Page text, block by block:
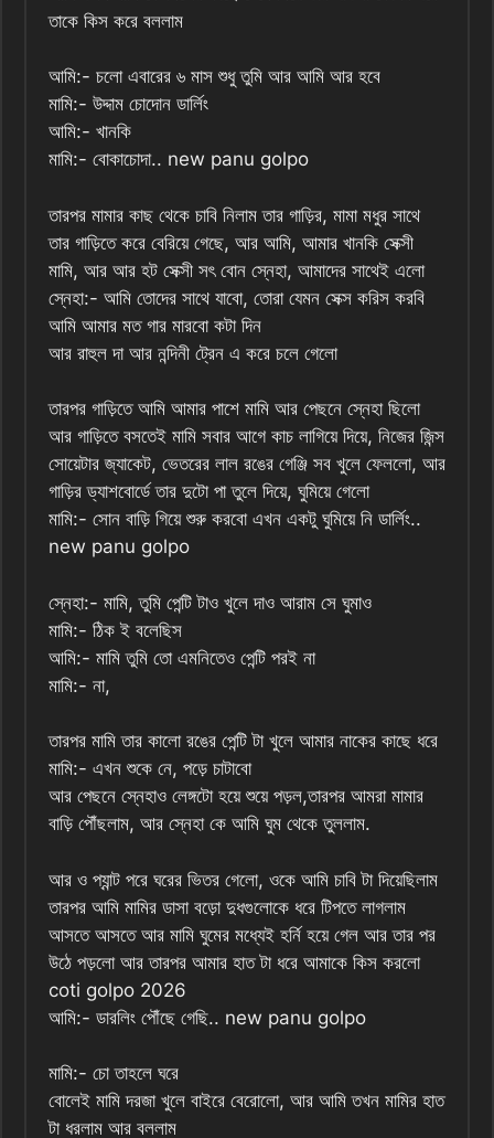
তাকে কিস করে বললাম
আমি:- চলো এবারের ৬ মাস শুধু তুমি আর আমি আর হবে
মামি:- উদ্দাম চোদোন ডার্লিং
আমি:- খানকি
মামি:- বোকাচোদা.. new panu golpo
তারপর মামার কাছ থেকে চাবি নিলাম তার গাড়ির, মামা মধুর সাথে
তার গাড়িতে করে বেরিয়ে গেছে, আর আমি, আমার খানকি সেক্সী
মামি, আর আর হট সেক্সী সৎ বোন স্নেহা, আমাদের সাথেই এলো
স্নেহা:- আমি তোদের সাথে যাবো, তোরা যেমন সেক্স করিস করবি
আমি আমার মত গার মারবো কটা দিন
আর রাহুল দা আর নন্দিনী ট্রেন এ করে চলে গেলো
তারপর গাড়িতে আমি আমার পাশে মামি আর পেছনে স্নেহা ছিলো
আর গাড়িতে বসতেই মামি সবার আগে কাচ লাগিয়ে দিয়ে, নিজের জিন্স
সোয়েটার জ্যাকেট, ভেতরের লাল রঙের গেঞ্জি সব খুলে ফেললো, আর
গাড়ির ড্যাশবোর্ডে তার দুটো পা তুলে দিয়ে, ঘুমিয়ে গেলো
মামি:- সোন বাড়ি গিয়ে শুরু করবো এখন একটু ঘুমিয়ে নি ডার্লিং..
new panu golpo
স্নেহা:- মামি, তুমি পেন্টি টাও খুলে দাও আরাম সে ঘুমাও
মামি:- ঠিক ই বলেছিস
আমি:- মামি তুমি তো এমনিতেও পেন্টি পরই না
মামি:- না,
তারপর মামি তার কালো রঙের পেন্টি টা খুলে আমার নাকের কাছে ধরে
মামি:- এখন শুকে নে, পড়ে চাটাবো
আর পেছনে স্নেহাও লেঙ্গটো হয়ে শুয়ে পড়ল,তারপর আমরা মামার
বাড়ি পৌঁছলাম, আর স্নেহা কে আমি ঘুম থেকে তুললাম.
আর ও প্যান্ট পরে ঘরের ভিতর গেলো, ওকে আমি চাবি টা দিয়েছিলাম
তারপর আমি মামির ডাসা বড়ো দুধগুলোকে ধরে টিপতে লাগলাম
আসতে আসতে আর মামি ঘুমের মধ্যেই হর্নি হয়ে গেল আর তার পর
উঠে পড়লো আর তারপর আমার হাত টা ধরে আমাকে কিস করলো
coti golpo 2026
আমি:- ডারলিং পৌঁছে গেছি.. new panu golpo
মামি:- চো তাহলে ঘরে
বোলেই মামি দরজা খুলে বাইরে বেরোলো, আর আমি তখন মামির হাত
টা ধরলাম আর বললাম